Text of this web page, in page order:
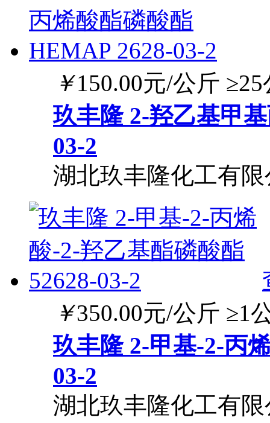
￥150.00元/公斤 ≥25
玖丰隆 2-羟乙基甲
03-2
湖北玖丰隆化工有
￥350.00元/公斤 ≥1
玖丰隆 2-甲基-2-丙
03-2
湖北玖丰隆化工有